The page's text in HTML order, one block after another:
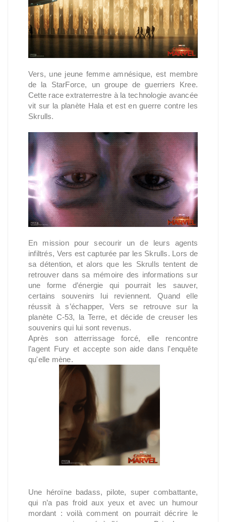
Vers, une jeune femme amnésique, est membre
de la StarForce, un groupe de guerriers Kree.
Cette race extraterrestre à la technologie avancée
vit sur la planète Hala et est en guerre contre les
Skrulls.
En mission pour secourir un de leurs agents
infiltrés, Vers est capturée par les Skrulls. Lors de
sa détention, et alors que les Skrulls tentent de
retrouver dans sa mémoire des informations sur
une forme d’énergie qui pourrait les sauver,
certains souvenirs lui reviennent. Quand elle
réussit à s’échapper, Vers se retrouve sur la
planète C-53, la Terre, et décide de creuser les
souvenirs qui lui sont revenus.
Après son atterrissage forcé, elle rencontre
l’agent Fury et accepte son aide dans l'enquête
qu'elle mène.
Une héroïne badass, pilote, super combattante,
qui n’a pas froid aux yeux et avec un humour
mordant : voilà comment on pourrait décrire le